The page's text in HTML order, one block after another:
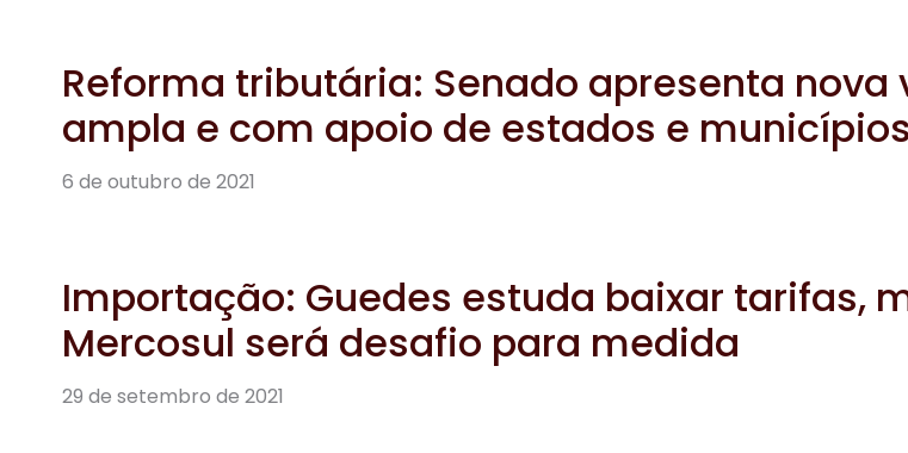
Entenda como o MDM pode ser útil para a
Reforma administrativa: veja as diferenças